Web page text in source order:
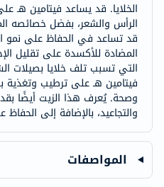
الخلايا. قد يساعد فيتامين هـ
الرأس والشعر، بفضل خصائصه
قد تساعد في الحفاظ على نمو
المضادة للأكسدة على تقليل
التي تسبب تلف خلايا بصيلات
فيتامين هـ على ترطيب وتغذية
وصحة. يُعرف هذا الزيت أيضًا
والتجاعيد، بالإضافة إلى
المواصفات